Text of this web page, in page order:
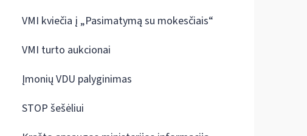
VMI kviečia į „Pasimatymą su mokesčiais“
VMI turto aukcionai
Įmonių VDU palyginimas
STOP šešėliui